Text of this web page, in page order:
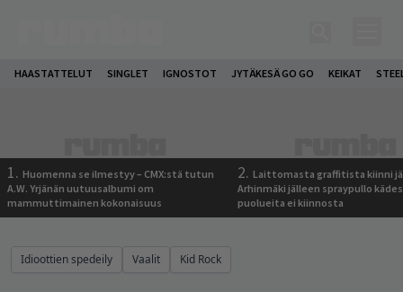
HAASTATTELUT SINGLET IGNOSTOT JYTÄKESÄ GO GO KEIKAT
1. Huomenna se ilmestyy – CMX:stä tutun
A.W. Yrjänän uutuusalbumi om
mammuttimainen kokonaisuus
2. Laittomasta graffitista kiinni
Arhinmäki jälleen spraypullo
puolueita ei kiinnosta
Idioottien spedeily Vaalit Kid Rock